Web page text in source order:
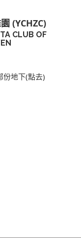
(YCHZC)
CLUB OF
份地下(點去)